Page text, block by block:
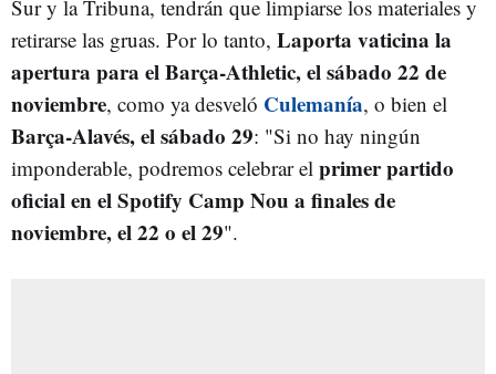
Sur y la Tribuna, tendrán que limpiarse los materiales y
retirarse las gruas. Por lo tanto, Laporta vaticina la
apertura para el Barça-Athletic, el sábado 22 de
noviembre, como ya desveló Culemanía, o bien el
Barça-Alavés, el sábado 29: "Si no hay ningún
imponderable, podremos celebrar el primer partido
oficial en el Spotify Camp Nou a finales de
noviembre, el 22 o el 29".